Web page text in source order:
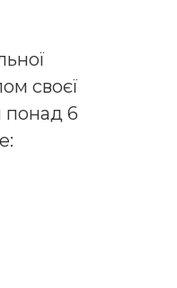
своєї
понад 6